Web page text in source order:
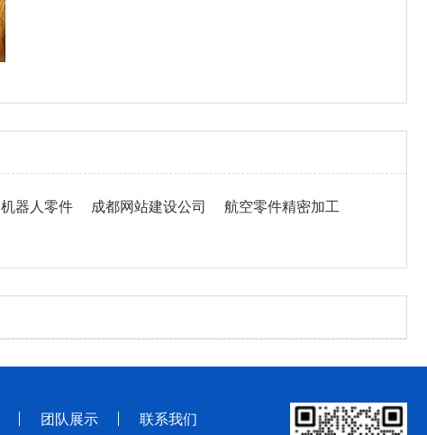
机器人零件 成都网站建设公司
航空零件精密加工
团队展示 联系我们